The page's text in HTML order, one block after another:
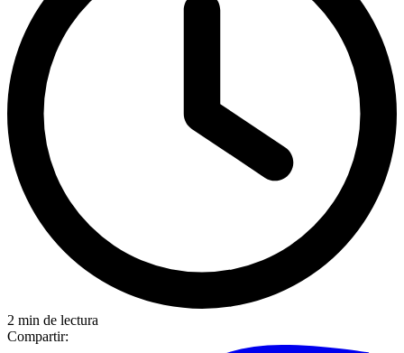
2 min de lectura
Compartir: